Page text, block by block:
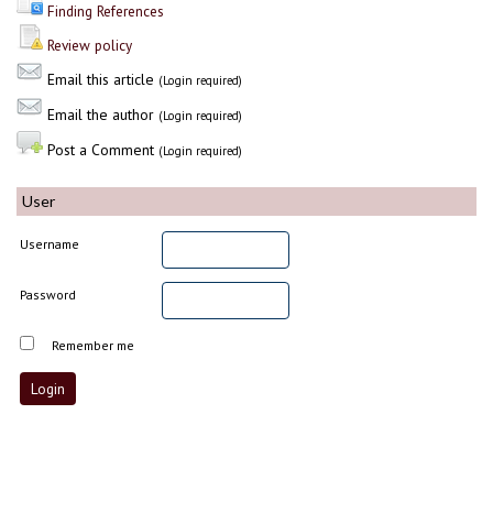
Finding References
Review policy
Email this article (Login required)
Email the author (Login required)
Post a Comment (Login required)
User
Username
Password
Remember me